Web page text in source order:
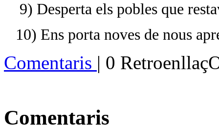
9) Desperta els pobles que
10) Ens porta noves de nous
Comentaris | 0
Comentaris